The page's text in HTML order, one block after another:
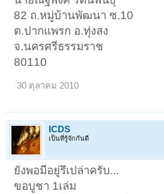
82 ถ.หมู่บ้านพัฒนา ซ.10
ต.ปากแพรก อ.ทุ่งสง
จ.นครศรีธรรมราช
80110
30 ตุลาคม 2010
ICDS
เป็นที่รู้จักกันดี
ยังพอมีอยู่รึเปล่าครับ...
ขอบูชา 1เล่ม